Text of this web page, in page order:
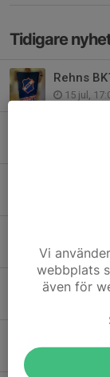
Tidigare
Rehns
15 jul,
DINA
Fortsatt
23 apr,
7 mar,
Vi
webbplats
även för